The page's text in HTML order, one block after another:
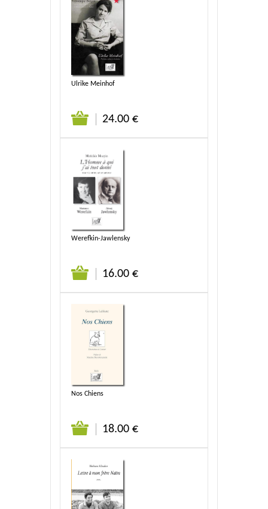
Ulrike Meinhof
24.00 €
Werefkin-Jawlensky
16.00 €
Nos Chiens
18.00 €